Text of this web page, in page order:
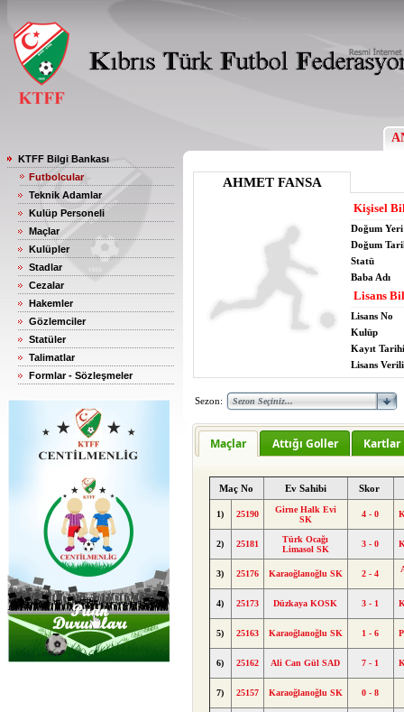
KTFF Bilgi Bankası
Futbolcular
Teknik Adamlar
Kulüp Personeli
Maçlar
Kulüpler
Stadlar
Cezalar
Hakemler
Gözlemciler
Statüler
Talimatlar
Formlar - Sözleşmeler
AHMET FANSA
Kişisel
Doğum Yeri
Doğum
Statü
Baba Adı
Lisans
Lisans No
Kulüp
Kayıt Tarihi
Lisans
Sezon:
Maçlar Attığı Goller Kartlar
Maç No Ev Sahibi Skor
1) 25190
Girne Halk Evi
SK
4 - 0
2) 25181
Türk Ocağı
Limasol SK
3 - 0
3) 25176 Karaoğlanoğlu SK 2 - 4
4) 25173 Düzkaya KOSK 3 - 1
5) 25163 Karaoğlanoğlu SK 1 - 6
6) 25162 Ali Can Gül SAD 7 - 1
7) 25157 Karaoğlanoğlu SK 0 - 8